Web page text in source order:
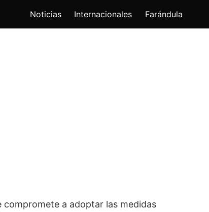
Noticias Internacionales Farándula
a adoptar las medidas